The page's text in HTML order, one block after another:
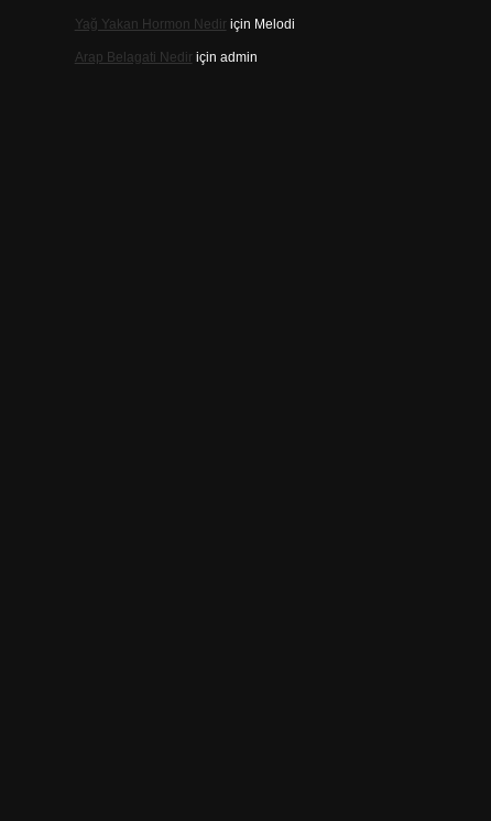
Yağ Yakan Hormon Nediriçin Melodi
Arap Belagati Nediriçin admin